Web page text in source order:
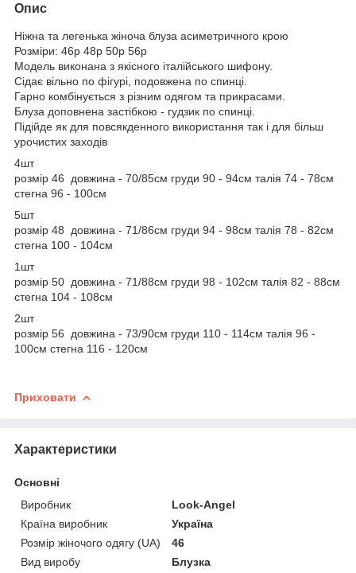
Опис
Ніжна та легенька жіноча блуза асиметричного крою
Розміри: 46р 48р 50р 56р
Модель виконана з якісного італійського шифону.
Сідає вільно по фігурі, подовжена по спинці.
Гарно комбінується з різним одягом та прикрасами.
Блуза доповнена застібкою - гудзик по спинці.
Підійде як для повсякденного використання так і для більш
урочистих заходів
4шт
розмір 46 довжина - 70/85см груди 90 - 94см талія 74 - 78см
стегна 96 - 100см
5шт
розмір 48 довжина - 71/86см груди 94 - 98см талія 78 - 82см
стегна 100 - 104см
1шт
розмір 50 довжина - 71/88см груди 98 - 102см талія 82 - 88см
стегна 104 - 108см
2шт
розмір 56 довжина - 73/90см груди 110 - 114см талія 96 -
100см стегна 116 - 120см
Приховати
Характеристики
Основні
Виробник
Look-Angel
Країна виробник
Україна
Розмір жіночого одягу (UA)
46
Вид виробу
Блузка